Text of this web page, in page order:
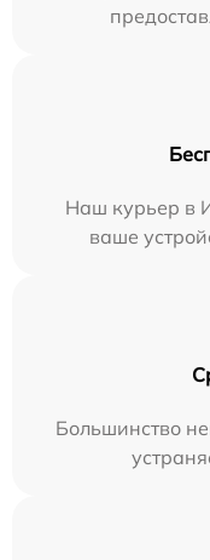
Наш курьер в
ваше
Большинство